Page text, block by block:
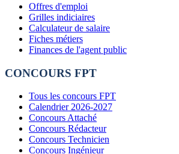
Offres d'emploi
Grilles indiciaires
Calculateur de salaire
Fiches métiers
Finances de l'agent public
CONCOURS FPT
Tous les concours FPT
Calendrier 2026-2027
Concours Attaché
Concours Rédacteur
Concours Technicien
Concours Ingénieur